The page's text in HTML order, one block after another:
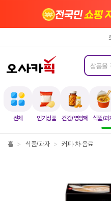
전체 인기상품 건강/영양제 식품/과
전국민쇼핑
홈 > 식품/과자 > 커피·차·음료